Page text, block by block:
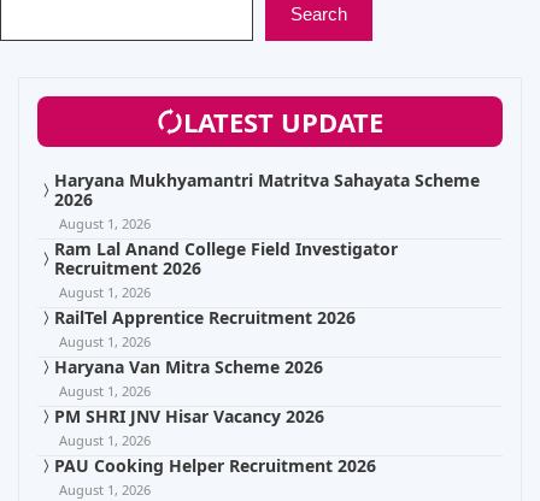
Search
LATEST UPDATE
Haryana Mukhyamantri Matritva Sahayata Scheme
2026
August 1, 2026
Ram Lal Anand College Field Investigator
Recruitment 2026
August 1, 2026
RailTel Apprentice Recruitment 2026
August 1, 2026
Haryana Van Mitra Scheme 2026
August 1, 2026
PM SHRI JNV Hisar Vacancy 2026
August 1, 2026
PAU Cooking Helper Recruitment 2026
August 1, 2026